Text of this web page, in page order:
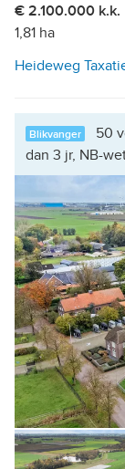
€ 2.100.000 k.k.
1,81 ha
Heideweg
Blikvanger
50
dan 3 jr, NB-